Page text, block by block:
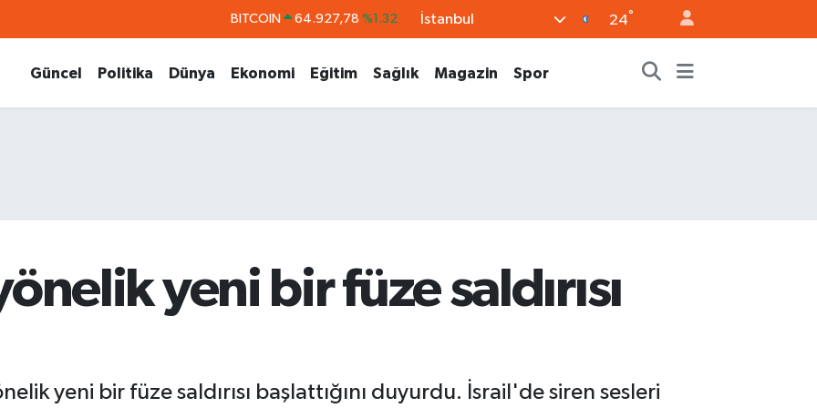
BITCOIN 64.927,78 %1.32
55,0398 %-0.02
İstanbul 24°
Güncel Politika Dünya Ekonomi Eğitim Sağlık Magazin Spor
yeni bir füze saldırısı
yeni bir füze saldırısı başlattığını duyurdu. İsrail'de siren sesleri